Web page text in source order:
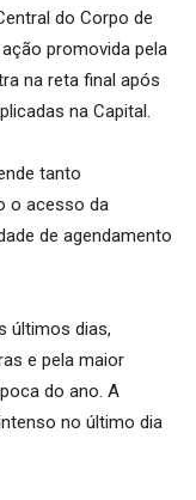
do Corpo de
promovida pela
na reta final após
na Capital.
tanto
o acesso da
de agendamento
últimos dias,
e pela maior
do ano. A
no último dia